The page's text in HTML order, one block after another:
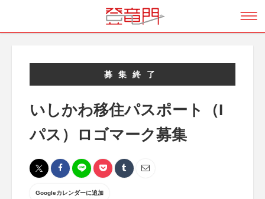
募集終了
いしかわ移住パスポート（I
パス）ロゴマーク募集
Googleカレンダーに追加